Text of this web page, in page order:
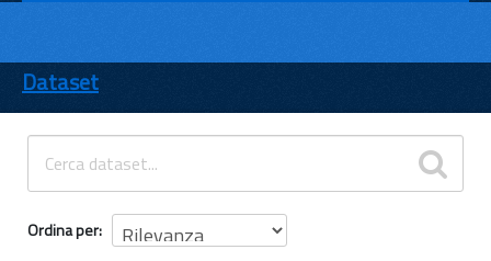
ENTI
TEMI
INFORMAZIONI
Dataset
Ordina per